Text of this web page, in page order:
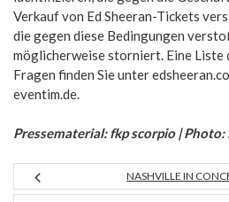
Verkauf von Ed Sheeran-Tickets
die gegen diese Bedingungen
möglicherweise storniert. Eine Liste
Fragen finden Sie unter
eventim.de.
Pressematerial: fkp scorpio |
NASHVILLE IN